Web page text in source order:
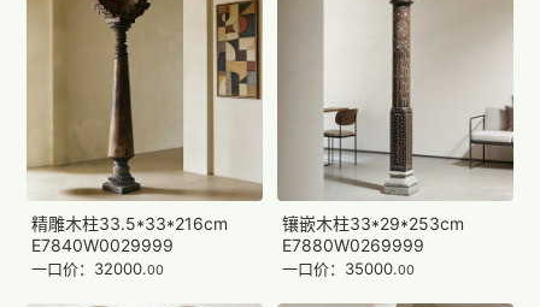
精雕木柱33.5*33*216cm
E7840W0029999
一口价：32000.00
镶嵌木柱33*29*253cm
E7880W0269999
一口价：35000.00